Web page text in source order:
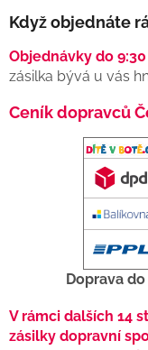
Když objednáte
Objednávky do
zásilka bývá u vás
Ceník dopravců
Doprava do
V rámci dalších 14
zásilky dopravní